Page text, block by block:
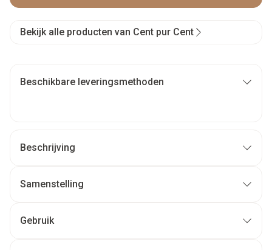
Bekijk alle producten van Cent pur Cent
Beschikbare leveringsmethoden
Beschrijving
Samenstelling
Gebruik